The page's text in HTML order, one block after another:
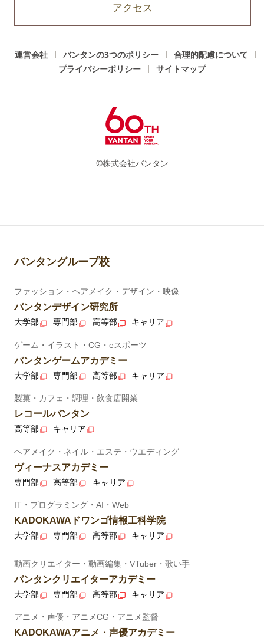
アクセス
運営会社 バンタンの3つのポリシー
合理的配慮について
プライバシーポリシー
サイトマップ
©株式会社バンタン
バンタングループ校
ファッション・ヘアメイク・デザイン・映像
バンタンデザイン研究所
大学部 専門部 高等部 キャリア
ゲーム・イラスト・CG・eスポーツ
バンタンゲームアカデミー
大学部 専門部 高等部 キャリア
製菓・カフェ・調理・飲食店開業
レコールバンタン
高等部 キャリア
ヘアメイク・ネイル・エステ・ウエディング
ヴィーナスアカデミー
専門部 高等部 キャリア
IT・プログラミング・AI・Web
KADOKAWAドワンゴ情報工科学院
大学部 専門部 高等部 キャリア
動画クリエイター・動画編集・VTuber・歌い手
バンタンクリエイターアカデミー
大学部 専門部 高等部 キャリア
アニメ・声優・アニメCG・アニメ監督
KADOKAWAアニメ・声優アカデミー